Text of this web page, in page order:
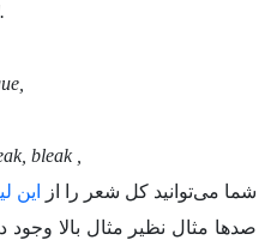
bleak ,
شما می‌توانید کل شعر را از
این
صد‌ها مثال نظیر مثال بالا وجود